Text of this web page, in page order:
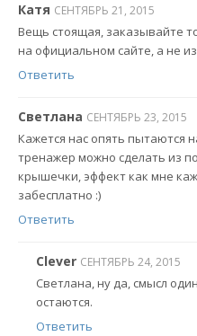
Катя СЕНТЯБРЬ 21, 2015
Вещь стоящая, заказывайте
на официальном сайте, а не
Ответить
Светлана СЕНТЯБРЬ 23, 2015
Кажется нас опять пытаются
тренажер можно сделать из
крышечки, эффект как мне
забесплатно :)
Ответить
Clever СЕНТЯБРЬ 24, 2015
Светлана, ну да, смысл
остаются.
Ответить